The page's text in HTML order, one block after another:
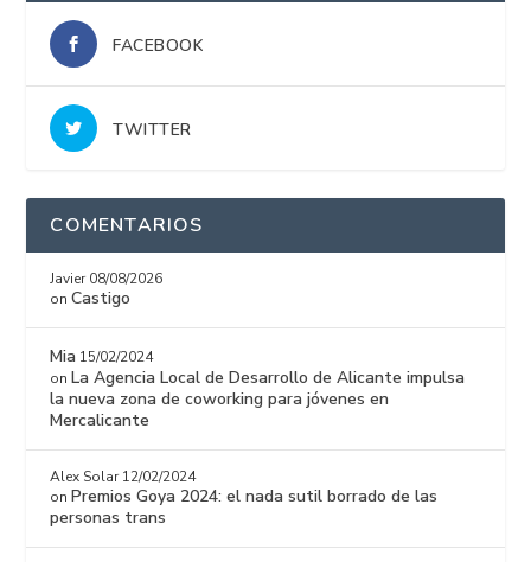
FACEBOOK
TWITTER
COMENTARIOS
Javier 08/08/2026
onCastigo
Mia 15/02/2024
on La Agencia Local de Desarrollo de Alicante impulsa
la nueva zona de coworking para jóvenes en
Mercalicante
Alex Solar 12/02/2024
on Premios Goya 2024: el nada sutil borrado de las
personas trans